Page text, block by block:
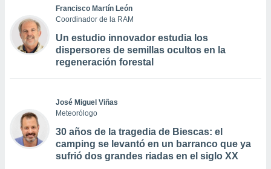
Francisco Martín León
Coordinador de la RAM
Un estudio innovador estudia los
dispersores de semillas ocultos en la
regeneración forestal
José Miguel Viñas
Meteorólogo
30 años de la tragedia de Biescas: el
camping se levantó en un barranco que ya
sufrió dos grandes riadas en el siglo XX